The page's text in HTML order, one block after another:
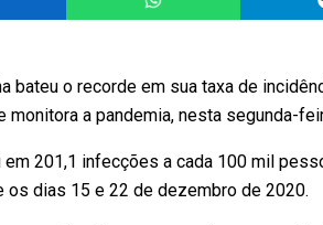
bateu o recorde em sua taxa de
monitora a pandemia, nesta segunda-
201,1 infecções a cada 100 mil
os dias 15 e 22 de dezembro de 2020.